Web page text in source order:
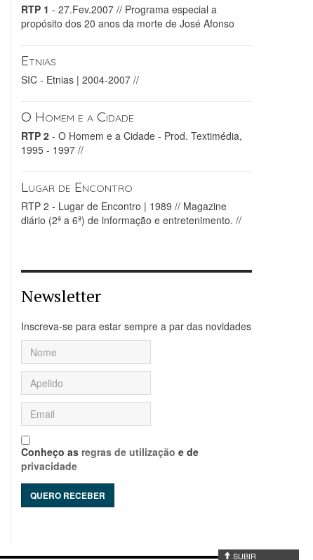
RTP 1 - 27.Fev.2007 // Programa especial a
propósito dos 20 anos da morte de José Afonso
Etnias
SIC - Etnias | 2004-2007 //
O Homem e a Cidade
RTP 2 - O Homem e a Cidade - Prod. Textimédia,
1995 - 1997 //
Lugar de Encontro
RTP 2 - Lugar de Encontro | 1989 // Magazine
diário (2ª a 6ª) de informação e entretenimento. //
Newsletter
Inscreva-se para estar sempre a par das novidades
Conheço as regras de utilização e de
privacidade
SUBIR